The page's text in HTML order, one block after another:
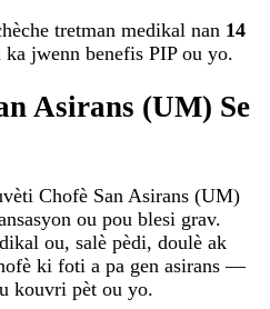
tretman medikal nan 14
ka jwenn benefis PIP ou yo.
Asirans (UM) Se
Chofè San Asirans (UM)
ou pou blesi grav.
ou, salè pèdi, doulè ak
ki foti a pa gen asirans —
kouvri pèt ou yo.